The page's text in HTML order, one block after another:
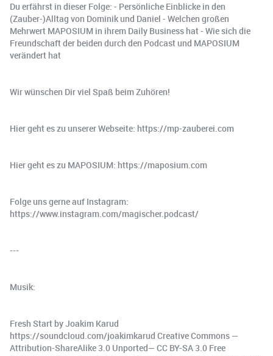
Du erfährst in dieser Folge: - Persönliche Einblicke in den
(Zauber-)Alltag von Dominik und Daniel - Welchen großen
Mehrwert MAPOSIUM in ihrem Daily Business hat - Wie sich die
Freundschaft der beiden durch den Podcast und MAPOSIUM
verändert hat
Wir wünschen Dir viel Spaß beim Zuhören!
Hier geht es zu unserer Webseite: https://mp-zauberei.com
Hier geht es zu MAPOSIUM: https://maposium.com
Folge uns gerne auf Instagram:
https://www.instagram.com/magischer.podcast/
---
Musik:
Fresh Start by Joakim Karud
https://soundcloud.com/joakimkarud Creative Commons —
Attribution-ShareAlike 3.0 Unported— CC BY-SA 3.0 Free